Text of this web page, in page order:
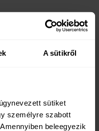
A sütikről
sütiket
személyre szabott
beleegyezik